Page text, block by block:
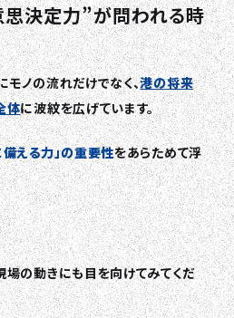
思決定力”が問われる時
ノの流れだけでなく、港の将来
体に波紋を広げています。
備える力」の重要性をあらためて浮
の動きにも目を向けてみてくだ